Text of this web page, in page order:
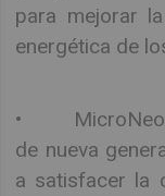
para mejorar
energética de
• MicroNeox:
de nueva
a satisfacer la